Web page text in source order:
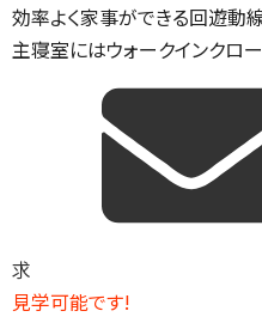
効率よく家事ができる回遊動
主寝室にはウォークインクロー
求
見学可能です!